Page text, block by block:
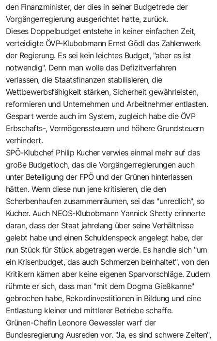
den Finanzminister, der dies in seiner Budgetrede der
Vorgängerregierung ausgerichtet hatte, zurück.
Dieses Doppelbudget entstehe in keiner einfachen Zeit,
verteidigte ÖVP-Klubobmann Ernst Gödl das Zahlenwerk
der Regierung. Es sei kein leichtes Budget, "aber es ist
notwendig". Denn man wolle das Defizitverfahren
verlassen, die Staatsfinanzen stabilisieren, die
Wettbewerbsfähigkeit stärken, Sicherheit gewährleisten,
reformieren und Unternehmen und Arbeitnehmer entlasten.
Gespart werde auch im System, zugleich habe die ÖVP
Erbschafts-, Vermögenssteuern und höhere Grundsteuern
verhindert.
SPÖ-Klubchef Philip Kucher verwies einmal mehr auf das
große Budgetloch, das die Vorgängerregierungen auch
unter Beteiligung der FPÖ und der Grünen hinterlassen
hätten. Wenn diese nun jene kritisieren, die den
Scherbenhaufen zusammenräumen, sei das "unredlich", so
Kucher. Auch NEOS-Klubobmann Yannick Shetty erinnerte
daran, dass der Staat jahrelang über seine Verhältnisse
gelebt habe und einen Schuldenspeck angelegt habe, der
nun Stück für Stück abgetragen werde. Es handle sich "um
ein Krisenbudget, das auch Schmerzen beinhaltet", von den
Kritikern kämen aber keine eigenen Sparvorschläge. Zudem
rühmte er sich, dass man "mit dem Dogma Gießkanne"
gebrochen habe, Rekordinvestitionen in Bildung und eine
Entlastung kleiner und mittlerer Betriebe schaffe.
Grünen-Chefin Leonore Gewessler warf der
Bundesregierung Ausreden vor. "Ja, es sind schwere Zeiten",